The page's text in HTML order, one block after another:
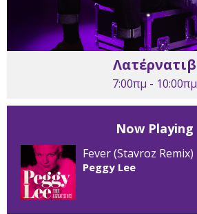
Λατέρνατιβ
7:00πμ - 10:00πμ
Now Playing
Fever (Stavroz Remix)
Peggy Lee